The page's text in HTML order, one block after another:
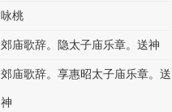
咏桃
郊庙歌辞。隐太子庙乐章。送神
郊庙歌辞。享惠昭太子庙乐章。送
神